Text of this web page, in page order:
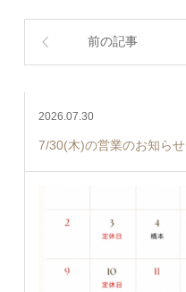
前の記事
2026.07.30
7/30(木)の営業のお知らせ